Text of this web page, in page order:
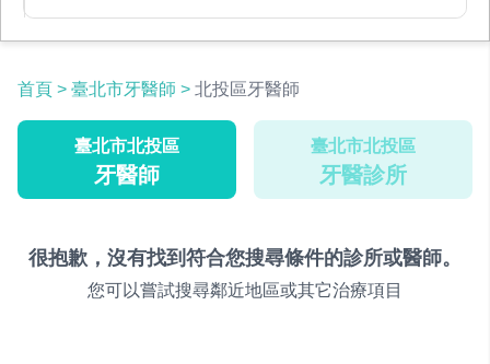
首頁 > 臺北市牙醫師 > 北投區牙醫師
臺北市北投區
牙醫師
臺北市北投區
牙醫診所
很抱歉，沒有找到符合您搜尋條件的診所或醫師。
您可以嘗試搜尋鄰近地區或其它治療項目